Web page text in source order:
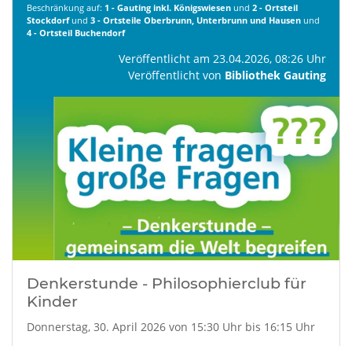
Beschränkung auf: 1 - Gauting inkl. Königswiesen und 2 - Ortsteil
Stockdorf und 3 - Ortsteile Oberbrunn, Unterbrunn und Hausen und
4 - Ortsteil Buchendorf
Veröffentlicht am 23.04.2026, 08:26 Uhr
Veröffentlicht von Bibliothek Gauting
Denkerstunde - Philosophierclub für
Kinder
Donnerstag, 30. April 2026 von 15:30 Uhr bis 16:15 Uhr